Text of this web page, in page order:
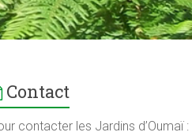
Contact
contacter les Jardins d’Oumaï :